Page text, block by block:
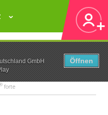
GmbH
Öffnen
forte